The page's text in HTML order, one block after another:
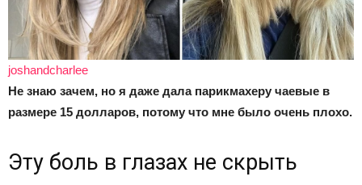
joshandcharlee
Не знаю зачем, но я даже дала парикмахеру чаевые в
размере 15 долларов, потому что мне было очень плохо.
Эту боль в глазах не скрыть